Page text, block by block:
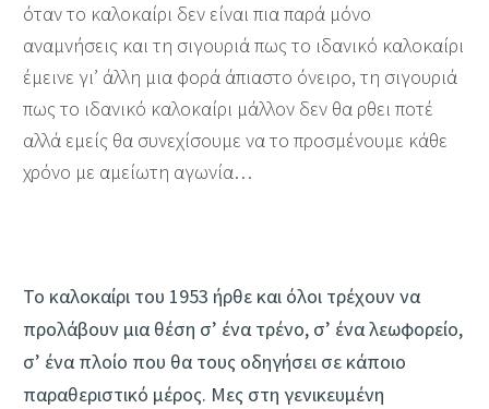
όταν το καλοκαίρι δεν είναι πια παρά μόνο
αναμνήσεις και τη σιγουριά πως το ιδανικό καλοκαίρι
έμεινε γι’ άλλη μια φορά άπιαστο όνειρο, τη σιγουριά
πως το ιδανικό καλοκαίρι μάλλον δεν θα ρθει ποτέ
αλλά εμείς θα συνεχίσουμε να το προσμένουμε κάθε
χρόνο με αμείωτη αγωνία…
Το καλοκαίρι του 1953 ήρθε και όλοι τρέχουν να
προλάβουν μια θέση σ’ ένα τρένο, σ’ ένα λεωφορείο,
σ’ ένα πλοίο που θα τους οδηγήσει σε κάποιο
παραθεριστικό μέρος. Μες στη γενικευμένη